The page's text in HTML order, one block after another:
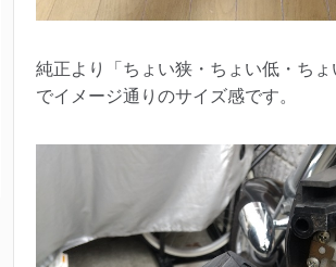
純正より「ちょい狭・ちょい低・ちょ
でイメージ通りのサイズ感です。